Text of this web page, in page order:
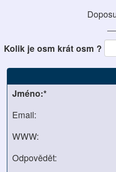
Kolik je osm krát osm ?
Jméno:*
Email:
WWW:
Odpovědět: